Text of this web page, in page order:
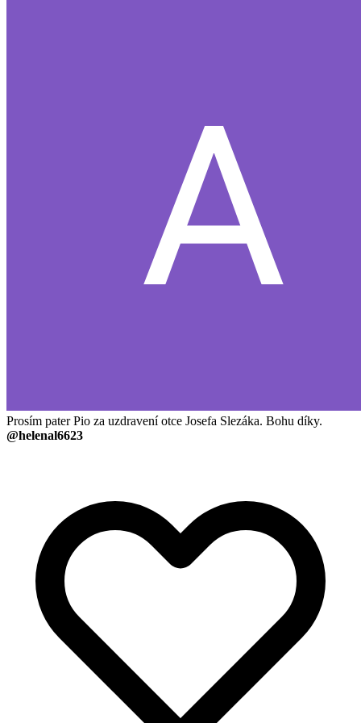
Prosím pater Pio za uzdravení otce Josefa Slezáka. Bohu díky.
@helenal6623